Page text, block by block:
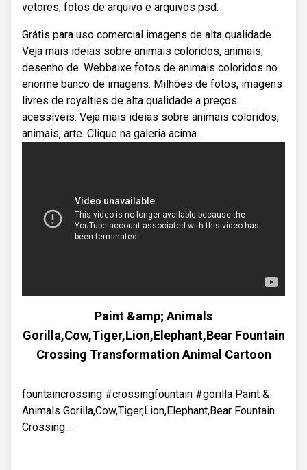
vetores, fotos de arquivo e arquivos psd.
Grátis para uso comercial imagens de alta qualidade.
Veja mais ideias sobre animais coloridos, animais,
desenho de. Webbaixe fotos de animais coloridos no
enorme banco de imagens. Milhões de fotos, imagens
livres de royalties de alta qualidade a preços
acessíveis. Veja mais ideias sobre animais coloridos,
animais, arte. Clique na galeria acima.
Paint &amp; Animals
Gorilla,Cow,Tiger,Lion,Elephant,Bear Fountain
Crossing Transformation Animal Cartoon
fountaincrossing #crossingfountain #gorilla Paint &
Animals Gorilla,Cow,Tiger,Lion,Elephant,Bear Fountain
Crossing ...